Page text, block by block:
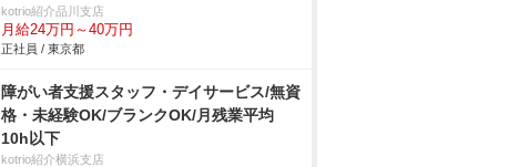
kotrio紹介品川支店
月給24万円～40万円
正社員 / 東京都
障がい者支援スタッフ・デイサービス/無資
格・未経験OK/ブランクOK/月残業平均
10h以下
kotrio紹介横浜支店